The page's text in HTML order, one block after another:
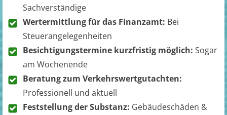
Sachverständige
Wertermittlung für das Finanzamt: Bei
Steuerangelegenheiten
Besichtigungstermine kurzfristig möglich: Sogar
am Wochenende
Beratung zum Verkehrswertgutachten:
Professionell und aktuell
Feststellung der Substanz: Gebäudeschäden &